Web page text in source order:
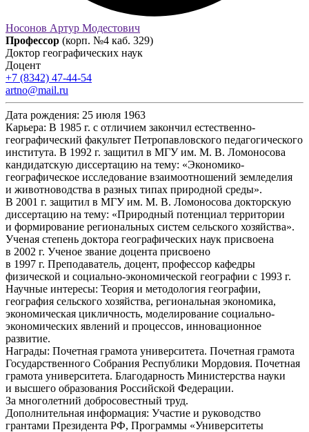
Носонов Артур Модестович
Профессор (корп. №4 каб. 329)
Доктор географических наук
Доцент
+7 (8342) 47-44-54
artno@mail.ru
Дата рождения: 25 июля 1963
Карьера: В 1985 г. с отличием закончил естественно-
географический факультет Петропавловского педагогического
института. В 1992 г. защитил в МГУ им. М. В. Ломоносова
кандидатскую диссертацию на тему: «Экономико-
географическое исследование взаимоотношений земледелия
и животноводства в разных типах природной среды».
В 2001 г. защитил в МГУ им. М. В. Ломоносова докторскую
диссертацию на тему: «Природный потенциал территории
и формирование региональных систем сельского хозяйства».
Ученая степень доктора географических наук присвоена
в 2002 г. Ученое звание доцента присвоено
в 1997 г. Преподаватель, доцент, профессор кафедры
физической и социально-экономической географии с 1993 г.
Научные интересы: Теория и методология географии,
география сельского хозяйства, региональная экономика,
экономическая цикличность, моделирование социально-
экономических явлений и процессов, инновационное
развитие.
Награды: Почетная грамота университета. Почетная грамота
Государственного Собрания Республики Мордовия. Почетная
грамота университета. Благодарность Министерства науки
и высшего образования Российской Федерации.
За многолетний добросовестный труд.
Дополнительная информация: Участие и руководство
грантами Президента РФ, Программы «Университеты